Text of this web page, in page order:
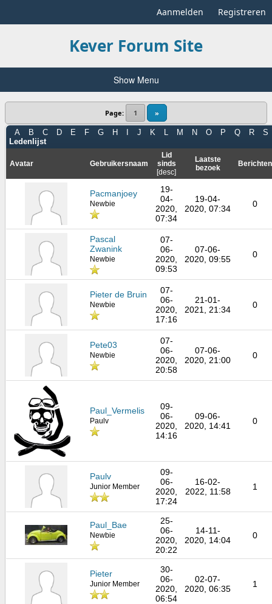
Aanmelden Registreren
Kever Forum Site
Show Menu
Page: 1 »
A B C D E F G H J K M N O P Q R
S
Ledenlijst
Avatar Gebruikersnaam
Lid
sinds
[desc]
Laatste
bezoek
Berichten
Pacmanjoey
Newbie
19-
04-
2020,
07:34
19-04-
2020, 07:34
0
Pascal
Zwanink
Newbie
07-
06-
2020,
09:53
07-06-
2020, 09:55
0
Pieter de Bruin
Newbie
07-
06-
2020,
17:16
21-01-
2021, 21:34
0
Pete03
Newbie
07-
06-
2020,
20:58
07-06-
2020, 21:00
0
Paul_Vermelis
Paulv
09-
06-
2020,
14:16
09-06-
2020, 14:41
0
Paulv
Junior Member
09-
06-
2020,
17:24
16-02-
2022, 11:58
1
Paul_Bae
Newbie
25-
06-
2020,
20:22
14-11-
2020, 14:04
0
Pieter
Junior Member
30-
06-
2020,
06:54
02-07-
2020, 06:35
1